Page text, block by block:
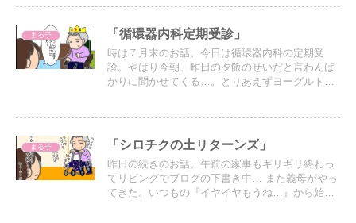
まる子 「循環器内科定期受診」
時は７月末のお話。今日は循環器内科の定期受
診。やはり今朝、昨日の夕飯のせいだと言わんば
かりに聞かせてくる…。とりあえずヨーグルトだ
まる子 「シロチクの土リターンズ」
昨日の続きのお話。午前の家事もギリギリ終わっ
てリビングでブログの下書き中… また義母がやっ
てきた。いつもの『イヤイヤもうね…』から始ま